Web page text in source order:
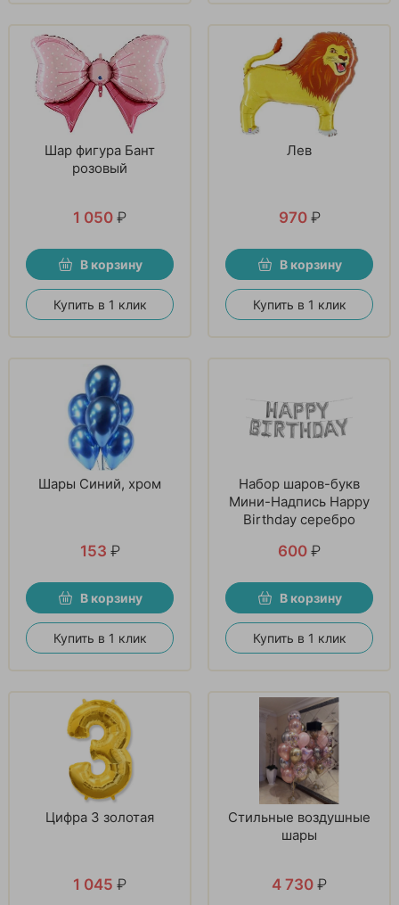
Шар фигура Бант
розовый
1 050 ₽
В корзину
Купить в 1 клик
Лев
970 ₽
В корзину
Купить в 1 клик
Шары Синий, хром
153 ₽
В корзину
Купить в 1 клик
Набор шаров-букв
Мини-Надпись Happy
Birthday серебро
600 ₽
В корзину
Купить в 1 клик
Цифра 3 золотая
1 045 ₽
Стильные воздушные
шары
4 730 ₽